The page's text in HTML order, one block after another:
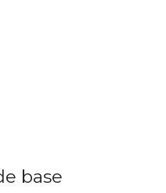
base